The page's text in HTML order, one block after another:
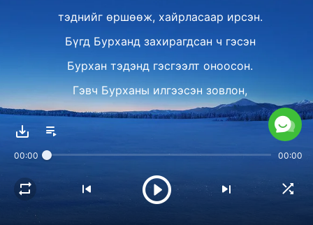
тэднийг өршөөж, хайрласаар ирсэн.
Бүгд Бурханд захирагдсан ч гэсэн
Бурхан тэдэнд гэсгээлт оноосон.
Гэвч Бурханы илгээсэн зовлон,
цэвэршүүлэлт дунд байдаггүй хүн бий юу?
аянга нижигнэдэг.
Энэ вэб сайтад орж ирсэн та азтай хүн
юм, учир нь эцсийн өдрүүд дэх Бурханы
аврал танд ирэх болно, та энэ ерѳѳлийг
хүлээн авахад бэлэн байна уу? Товчлуур
дээр дарж бидэнтэй холбогдоорой,
тэгснээр та энэхүү ерѳѳлийг авах
Messenger дээр бидэнтэй холбоо барих
00:00 00:00